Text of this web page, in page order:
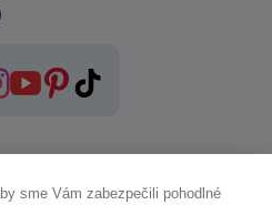
sme Vám zabezpečili pohodlné